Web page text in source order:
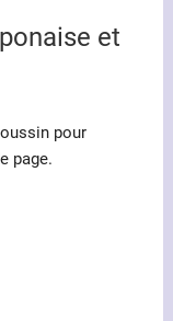
et
pour
page.